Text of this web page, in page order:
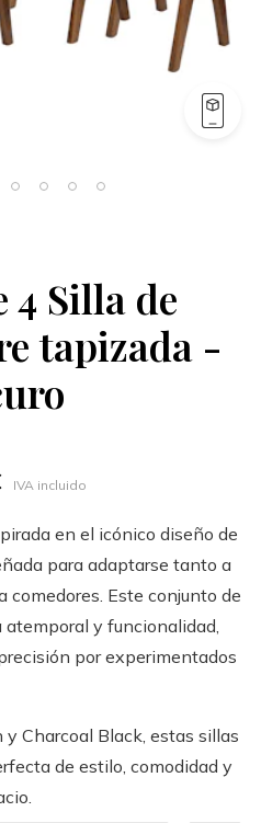
4 Silla de
tapizada -
IVA incluido
en el icónico diseño de
para adaptarse tanto a
comedores. Este conjunto de
y funcionalidad,
por experimentados
Charcoal Black, estas sillas
de estilo, comodidad y